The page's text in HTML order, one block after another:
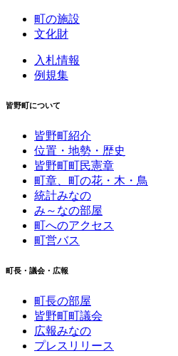
町の施設
文化財
入札情報
例規集
皆野町について
皆野町紹介
位置・地勢・歴史
皆野町町民憲章
町章、町の花・木・鳥
統計みなの
み～なの部屋
町へのアクセス
町営バス
町長・議会・広報
町長の部屋
皆野町町議会
広報みなの
プレスリリース